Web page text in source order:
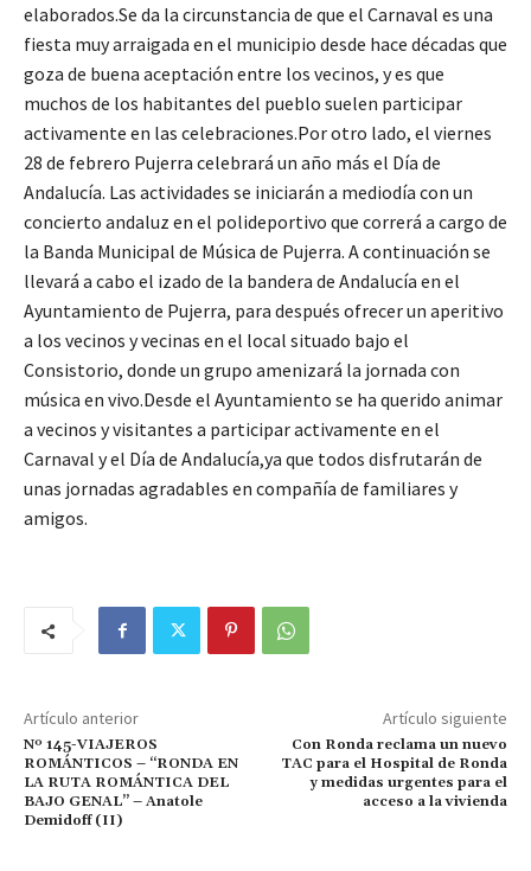
elaborados.Se da la circunstancia de que el Carnaval es una
fiesta muy arraigada en el municipio desde hace décadas que
goza de buena aceptación entre los vecinos, y es que
muchos de los habitantes del pueblo suelen participar
activamente en las celebraciones.Por otro lado, el viernes
28 de febrero Pujerra celebrará un año más el Día de
Andalucía. Las actividades se iniciarán a mediodía con un
concierto andaluz en el polideportivo que correrá a cargo de
la Banda Municipal de Música de Pujerra. A continuación se
llevará a cabo el izado de la bandera de Andalucía en el
Ayuntamiento de Pujerra, para después ofrecer un aperitivo
a los vecinos y vecinas en el local situado bajo el
Consistorio, donde un grupo amenizará la jornada con
música en vivo.Desde el Ayuntamiento se ha querido animar
a vecinos y visitantes a participar activamente en el
Carnaval y el Día de Andalucía,ya que todos disfrutarán de
unas jornadas agradables en compañía de familiares y
amigos.
Artículo anterior
Nº 145-VIAJEROS
ROMÁNTICOS – “RONDA EN
LA RUTA ROMÁNTICA DEL
BAJO GENAL” – Anatole
Demidoff (II)
Artículo siguiente
Con Ronda reclama un nuevo
TAC para el Hospital de Ronda
y medidas urgentes para el
acceso a la vivienda